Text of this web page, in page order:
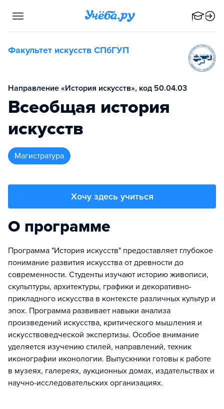
Факультет искусств СПбГУП
Направление «История искусств», код 50.04.03
Всеобщая история
искусств
магистратура
Хочу здесь учиться
О программе
Программа "История искусств" предоставляет глубокое
понимание развития искусства от древности до
современности. Студенты изучают историю живописи,
скульптуры, архитектуры, графики и декоративно-
прикладного искусства в контексте различных культур и
эпох. Программа развивает навыки анализа
произведений искусства, критического мышления и
искусствоведческой экспертизы. Особое внимание
уделяется изучению стилей, направлений, техник
иконографии иконологии. Выпускники готовы к работе
в музеях, галереях, аукционных домах, издательствах и
научно-исследовательских организациях.